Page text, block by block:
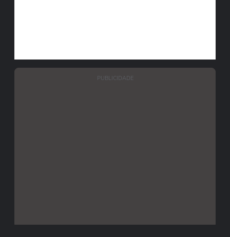
PUBLICIDADE